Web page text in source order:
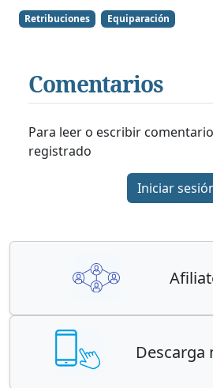
Retribuciones Equiparación
Comentarios
Para leer o escribir
registrado
Iniciar
Descarga